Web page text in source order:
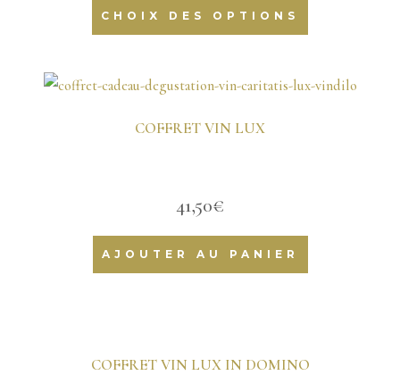
était :
est :
CHOIX DES OPTIONS
COFFRET VIN LUX
41,50€
AJOUTER AU PANIER
COFFRET VIN LUX IN DOMINO